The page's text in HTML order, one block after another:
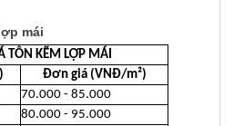
mái
TÔN KẼM LỢP MÁI
Đơn giá (VNĐ/m²)
70.000 - 85.000
80.000 - 95.000